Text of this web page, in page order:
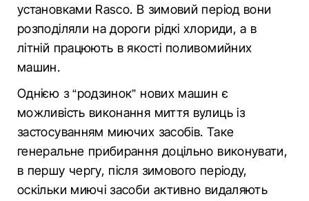
установками Rasco. В зимовий період вони
розподіляли на дороги рідкі хлориди, а в
літній працюють в якості поливомийних
машин.
Однією з “родзинок” нових машин є
можливість виконання миття вулиць із
застосуванням миючих засобів. Таке
генеральне прибирання доцільно виконувати,
в першу чергу, після зимового періоду,
оскільки миючі засоби активно видаляють